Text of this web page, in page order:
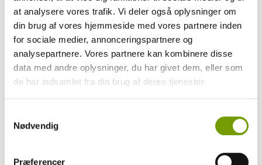
at analysere vores trafik. Vi deler også oplysninger om
din brug af vores hjemmeside med vores partnere inden
for sociale medier, annonceringspartnere og
analysepartnere. Vores partnere kan kombinere disse
data med andre oplysninger, du har givet dem, eller som
de har indsamlet fra din brug af deres tjenester.
Nødvendig
Præferencer